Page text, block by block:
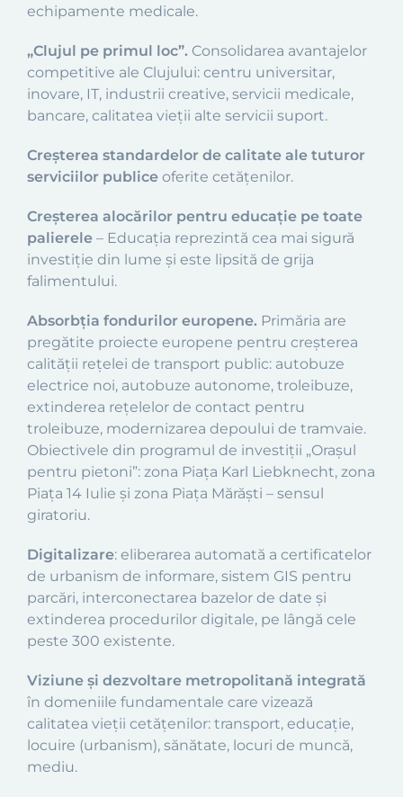
echipamente medicale.
„Clujul pe primul loc”. Consolidarea avantajelor
competitive ale Clujului: centru universitar,
inovare, IT, industrii creative, servicii medicale,
bancare, calitatea vieții alte servicii suport.
Creșterea standardelor de calitate ale tuturor
serviciilor publice oferite cetățenilor.
Creșterea alocărilor pentru educație pe toate
palierele – Educația reprezintă cea mai sigură
investiție din lume și este lipsită de grija
falimentului.
Absorbția fondurilor europene. Primăria are
pregătite proiecte europene pentru creșterea
calității rețelei de transport public: autobuze
electrice noi, autobuze autonome, troleibuze,
extinderea rețelelor de contact pentru
troleibuze, modernizarea depoului de tramvaie.
Obiectivele din programul de investiţii „Oraşul
pentru pietoni”: zona Piaţa Karl Liebknecht, zona
Piaţa 14 Iulie şi zona Piaţa Mărăşti – sensul
giratoriu.
Digitalizare: eliberarea automată a certificatelor
de urbanism de informare, sistem GIS pentru
parcări, interconectarea bazelor de date și
extinderea procedurilor digitale, pe lângă cele
peste 300 existente.
Viziune și dezvoltare metropolitană integrată
în domeniile fundamentale care vizează
calitatea vieții cetățenilor: transport, educație,
locuire (urbanism), sănătate, locuri de muncă,
mediu.